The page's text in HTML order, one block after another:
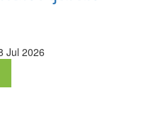
Jul 2026